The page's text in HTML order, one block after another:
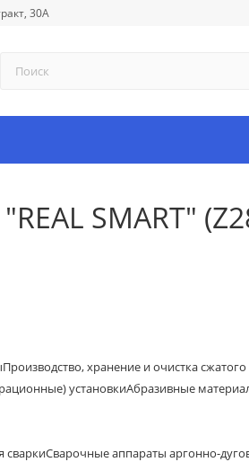
30А
SMART"
Производство, хранение и очистка сжатого
установкиАбразивные
сваркиСварочные аппараты аргонно-